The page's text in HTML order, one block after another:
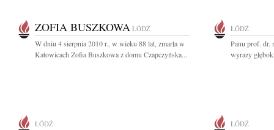
ZOFIA BUSZKOWA ŁÓDŹ
W dniu 4 sierpnia 2010 r., w wieku 88 lat, zmarła w
Katowicach Zofia Buszkowa z domu Czapczyńska...
ŁÓDŹ
Panu prof. dr.
wyrazy
ŁÓDŹ ŁÓDŹ